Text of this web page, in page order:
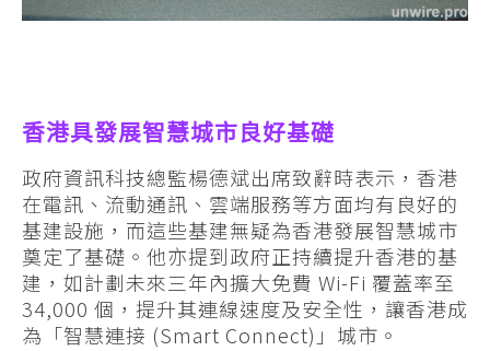
香港具發展智慧城市良好基礎
政府資訊科技總監楊德斌出席致辭時表示，香港
在電訊、流動通訊、雲端服務等方面均有良好的
基建設施，而這些基建無疑為香港發展智慧城市
奠定了基礎。他亦提到政府正持續提升香港的基
建，如計劃未來三年內擴大免費 Wi-Fi 覆蓋率至
34,000 個，提升其連線速度及安全性，讓香港成
為「智慧連接 (Smart Connect)」城市。